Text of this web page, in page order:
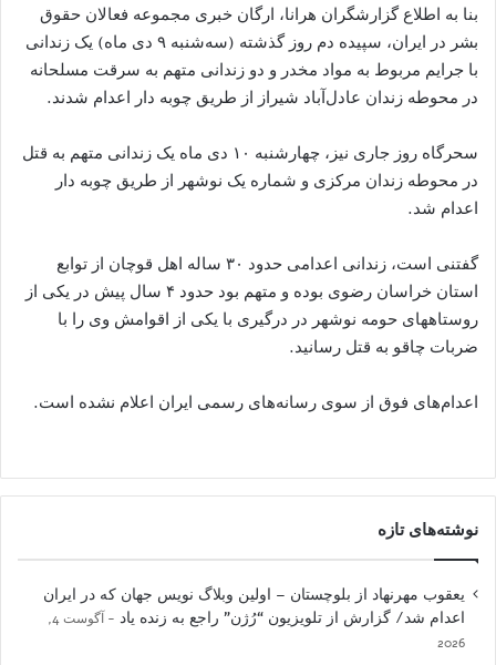
بنا به اطلاع گزارشگران هرانا، ارگان خبری مجموعه فعالان حقوق
بشر در ایران، سپیده دم روز گذشته (سه‌شنبه ۹ دی ماه) یک زندانی
با جرایم مربوط به مواد مخدر و دو زندانی متهم به سرقت مسلحانه
در محوطه زندان عادل‌آباد شیراز از طریق چوبه دار اعدام شدند.
سحرگاه روز جاری نیز، چهارشنبه ۱۰ دی ماه یک زندانی متهم به قتل
در محوطه زندان مرکزی و شماره یک نوشهر از طریق چوبه دار
اعدام شد.
گفتنی است، زندانی اعدامی حدود ۳۰ ساله اهل قوچان از توابع
استان خراسان رضوی بوده و متهم بود حدود ۴ سال پیش در یکی از
روستاههای حومه نوشهر در درگیری با یکی از اقوامش وی را با
ضربات چاقو به قتل رسانید.
اعدام‌های فوق از سوی رسانه‌های رسمی ایران اعلام نشده است.
نوشته‌های تازه
یعقوب مهرنهاد از بلوچستان – اولین وبلاگ نویس جهان که در ایران
اعدام شد/ گزارش از تلویزیون “رُژن” راجع به زنده یاد
آگوست 4,
2026